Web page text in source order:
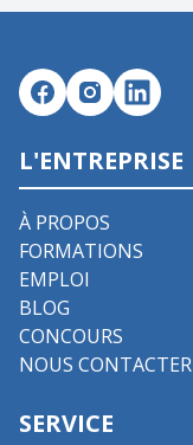
L'ENTREPRISE
À PROPOS
FORMATIONS
EMPLOI
BLOG
CONCOURS
NOUS CONTACTER
SERVICE